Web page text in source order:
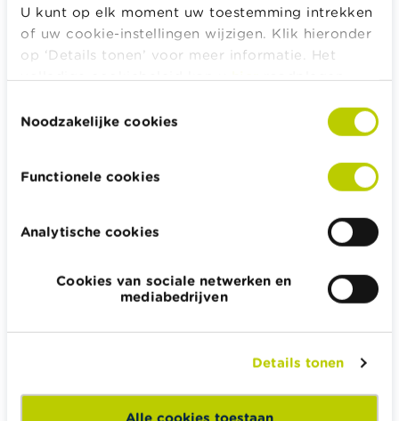
U kunt op elk moment uw toestemming intrekken
of uw cookie-instellingen wijzigen. Klik hieronder
op ‘Details tonen’ voor meer informatie. Het
Noodzakelijke cookies
Functionele cookies
Analytische cookies
Cookies van sociale netwerken en
mediabedrijven
Details tonen
Alle cookies toestaan
Familie
Belasting, werk en inkomen
Wikifin.be helpt je bij financiële beslissingen. Ze stelt gratis
onafhankelijk van private financiële spelers.